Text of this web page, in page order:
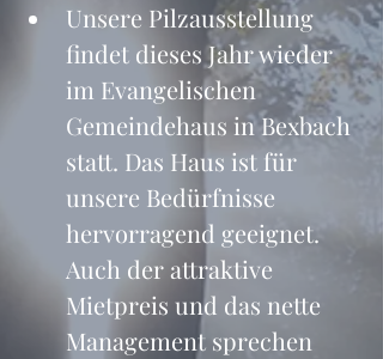
Unsere Pilzausstellung
findet dieses Jahr wieder
im Evangelischen
Gemeindehaus in Bexbach
statt. Das Haus ist für
unsere Bedürfnisse
hervorragend geeignet.
Auch der attraktive
Mietpreis und das nette
Management sprechen